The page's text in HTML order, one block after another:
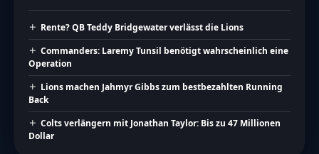
Rente? QB Teddy Bridgewater verlässt die Lions
Commanders: Laremy Tunsil benötigt wahrscheinlich eine
Operation
Lions machen Jahmyr Gibbs zum bestbezahlten Running
Back
Colts verlängern mit Jonathan Taylor: Bis zu 47 Millionen
Dollar